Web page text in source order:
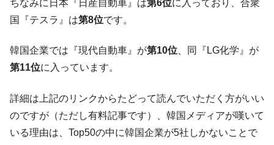
『Money1』
韓国政府「ニセＫ-ブランドを通報しようキ
ャンペーン」⇒ あの名物教授も登場！
『Money1』
韓国「橋が落ちました」⇒ 耐久性「なさす
ぎ」では。
営業利益80.2％も減少
『Money1』
米国下院「韓国の公務員個人をターゲット
にぶん殴る法案」提出！⇒ クーパン問題は合衆国企業に対
ちなみに日本『日産自動車』は第6位に入っており、合衆
国『テスラ』は第8位です。
韓国企業では『現代自動車』が第10位 、同『LG化学』が
第11位に入っています。
詳細は上記のリンクからたどって読んでいただく方がいい
のですが（ただし有料記事です）、韓国メディアが嘆いて
いる理由は、Top50の中に韓国企業が5社しかないことで